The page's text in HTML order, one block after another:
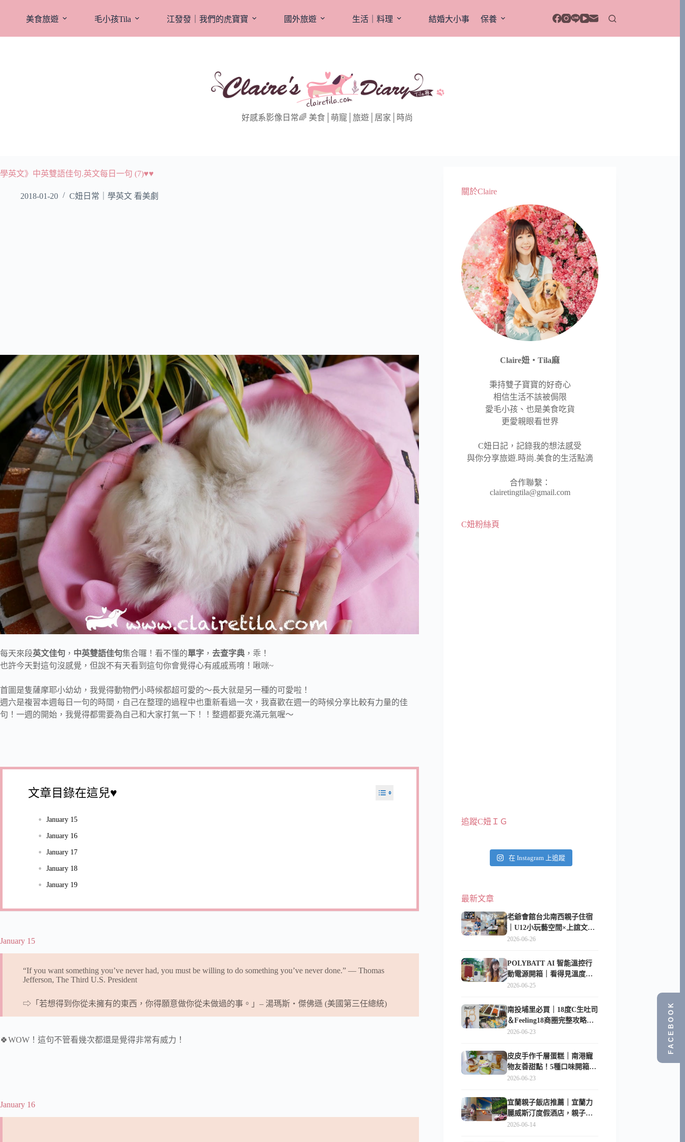
美食旅遊 毛小孩Tila 江發發｜我們的虎寶寶 國外旅遊 生活｜料理 結婚大小事 保養
好感系影像日常🌈 美食│萌寵│旅遊│居家│時尚
學英文》中英雙語佳句.英文每日一句 (7)♥♥
2018-01-20 C妞日常｜學英文 看美劇
每天來段英文佳句 ， 中英雙語佳句集合囉！看不懂的單字 ， 去查字典 ，乖！
也許今天對這句沒感覺，但說不有天看到這句你會覺得心有戚戚焉唷！啾咪~
首圖是隻薩摩耶小幼幼，我覺得動物們小時候都超可愛的～長大就是另一種的可愛啦！
週六是複習本週每日一句的時間，自己在整理的過程中也重新看過一次，我喜歡在週一的時候分享比較有力量的佳
句！一週的開始，我覺得都需要為自己和大家打氣一下！！整週都要充滿元氣喔～
文章目錄在這兒♥
January 15
January 16
January 17
January 18
January 19
January 15
“If you want something you’ve never had, you must be willing to do something you’ve never done.” — Thomas
Jefferson, The Third U.S. President
⇨「若想得到你從未擁有的東西，你得願意做你從未做過的事。」– 湯瑪斯‧傑佛遜 (美國第三任總統)
🍀WOW！這句不管看幾次都還是覺得非常有威力！
January 16
關於Claire
Claire妞‧Tila麻
秉持雙子寶寶的好奇心
相信生活不該被侷限
愛毛小孩、也是美食吃貨
更愛親眼看世界
C妞日記，記錄我的想法感受
與你分享旅遊.時尚.美食的生活點滴
合作聯繫：
clairetingtila@gmail.com
C妞粉絲頁
追蹤C妞ＩＧ
在 Instagram 上追蹤
最新文章
老爺會館台北南西親子住宿
｜U12小玩藝空間×上誼文
化，暑假帶孩子這樣玩
2026-06-26
POLYBATT AI 智能溫控行
動電源開箱｜看得見溫度與
電量，外出更安心的
2026-06-25
南投埔里必買｜18度C生吐司
＆Feeling18商圈完整攻略，
在地人帶路這樣逛
2026-06-23
皮皮手作千層蛋糕｜南港寵
物友善甜點！5種口味開箱，
比Lady M便宜一半的台北隱
2026-06-23
宜蘭親子飯店推薦｜宜蘭力
麗威斯汀度假酒店，親子
房、Buffet、泳池、兒童俱樂
2026-06-14
FACEBOOK